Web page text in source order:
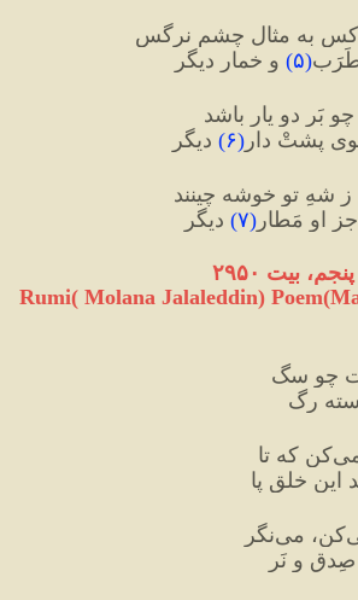
به مثالِ چشمِ نرگس
طَرَب(۵) و خمارِ دیگر
بَرِ دو یار باشد
پشتْ دارِ (۶) دیگر
او مَطارِ (٧) دیگر
بیت ۲۹۵۰
Rumi( Molana Jalaleddin)
چو سگ
رگ
تا
صِدق و نَر